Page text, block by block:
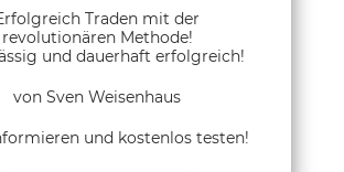
Traden mit der
revolutionären Methode!
und dauerhaft erfolgreich!
von Sven Weisenhaus
und kostenlos testen!